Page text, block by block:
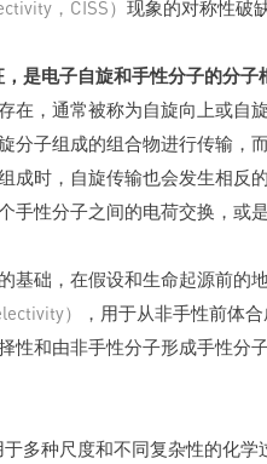
，CISS） 现象的对称性破
是电子自旋和手性分子的分子
在，通常被称为自旋向上或自
分子组成的组合物进行传输，
成时，自旋传输也会发生相反
手性分子之间的电荷交换，或
基础，在假设和生命起源前的
）
，用于从非手性前体
性和由非手性分子形成手性分
于多种尺度和不同复杂性的化